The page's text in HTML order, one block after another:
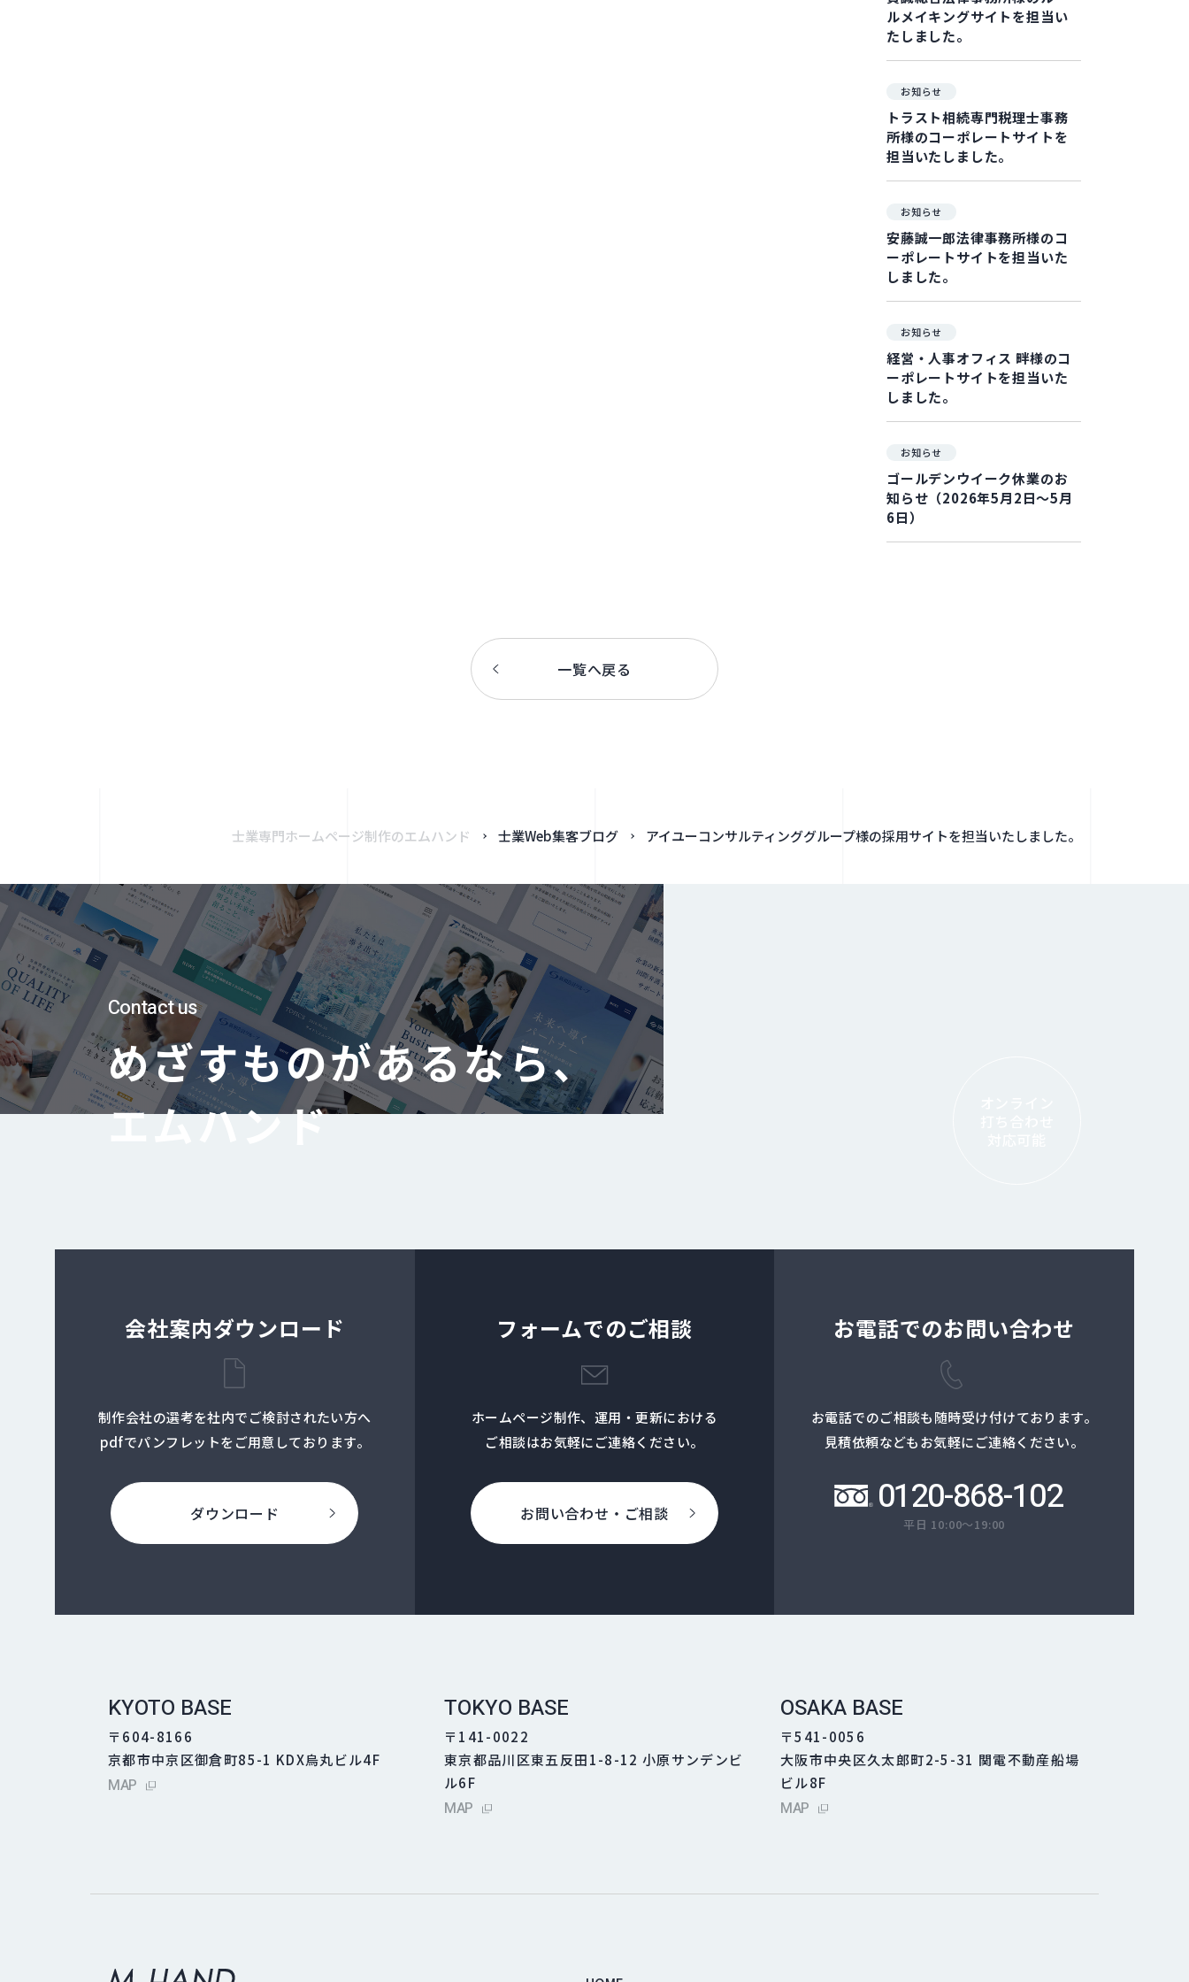
ルメイキングサイトを担当い
たしました。
お知らせ
トラスト相続専門税理士事務
所様のコーポレートサイトを
担当いたしました。
お知らせ
安藤誠一郎法律事務所様のコ
ーポレートサイトを担当いた
しました。
お知らせ
経営・人事オフィス 畔様のコ
ーポレートサイトを担当いた
しました。
お知らせ
ゴールデンウイーク休業のお
知らせ（2026年5月2日～5月
6日）
一覧へ戻る
士業専門ホームページ制作のエムハンド 士業Web集客ブログ アイユーコンサルティンググループ様の採用サイトを担当いたしました。
Contact us
めざすものがあるなら、
エムハンド
会社案内ダウンロード
制作会社の選考を社内でご検討されたい方へ
pdfでパンフレットをご用意しております。
ダウンロード
フォームでのご相談
ホームページ制作、運用・更新における
ご相談はお気軽にご連絡ください。
お問い合わせ・ご相談
お電話でのお問い合わせ
お電話でのご相談も随時受け付けております。
見積依頼などもお気軽にご連絡ください。
0120-868-102
平日 10:00～19:00
KYOTO BASE
〒604-8166
京都市中京区御倉町85-1 KDX烏丸ビル4F
MAP外部サイトにリンクします
TOKYO BASE
〒141-0022
東京都品川区東五反田1-8-12 小原サンデンビ
ル6F
MAP外部サイトにリンクします
OSAKA BASE
〒541-0056
大阪市中央区久太郎町2-5-31 関電不動産船場
ビル8F
MAP外部サイトにリンクします